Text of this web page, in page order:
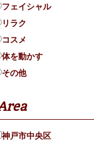
フェイシャル
リラク
コスメ
体を動かす
その他
神戸市中央区